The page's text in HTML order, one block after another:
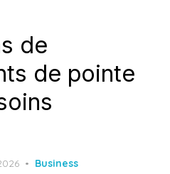
de
de pointe
Business